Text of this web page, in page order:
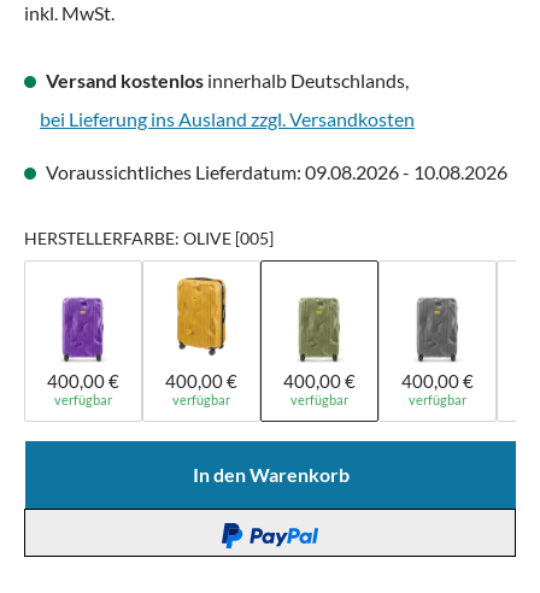
inkl. MwSt.
Versand kostenlos innerhalb Deutschlands,
bei Lieferung ins Ausland zzgl. Versandkosten
Voraussichtliches Lieferdatum: 09.08.2026 - 10.08.2026
HERSTELLERFARBE: OLIVE [005]
400,00 €
verfügbar
400,00 €
verfügbar
400,00 €
verfügbar
400,00 €
verfügbar
In den Warenkorb